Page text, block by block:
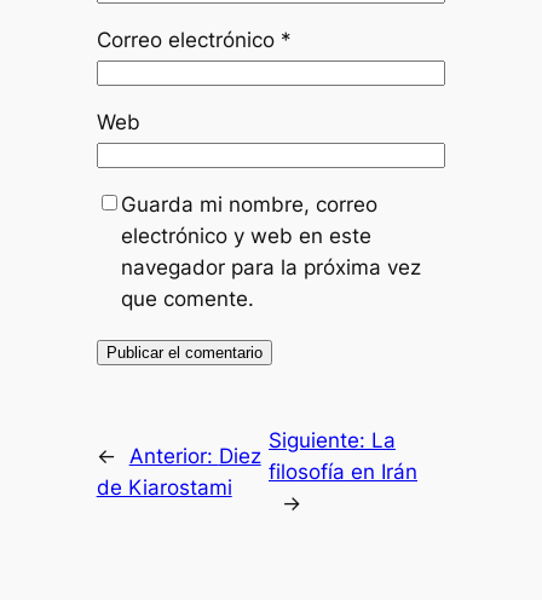
Correo electrónico *
Web
Guarda mi nombre, correo
electrónico y web en este
navegador para la próxima vez
que comente.
← Anterior: Diez
de Kiarostami
Siguiente: La
filosofía en Irán
→